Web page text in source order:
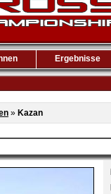
Ergebnisse
» Kazan